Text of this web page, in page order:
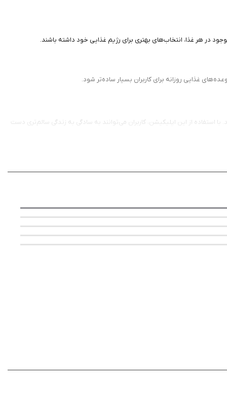
در هر غذا، انتخاب‌های بهتری برای رژیم غذایی خود داشته باشند.
غذایی روزانه برای کاربران بسیار ساده‌تر شود.
استفاده از این اپلیکیشن، کاربران می‌توانند به سادگی به زندگی سالم‌تری دست